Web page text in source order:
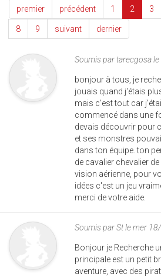
premier précédent 1 2 3
8 9 suivant dernier
Soumis partarecgosa
bonjour à tous, je
jouais quand j'étais
mais c'est tout car
commencé dans une
devais découvrir pour
et ses monstres
dans ton équipe. ton
de cavalier chevalier
vision aérienne, pour
idées c'est un jeu
merci de votre aide.
Soumis parStle mer
Bonjour je Recherche
principale est un petit
aventure, avec des